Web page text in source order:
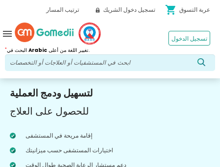
ترتيب المسار تسجيل دخول الشريك shopping_cart عربة التسوق
* Arabic تغيير اللغة من أعلى.
تسجيل الدخول menu
لتسهيل ودمج العملية
للحصول على العلاج
إقامة مريحة في المستشفى
اختيارات المستشفى حسب ميزانيتك
دعم مستشار الرعاية الصحية طوال الوقت